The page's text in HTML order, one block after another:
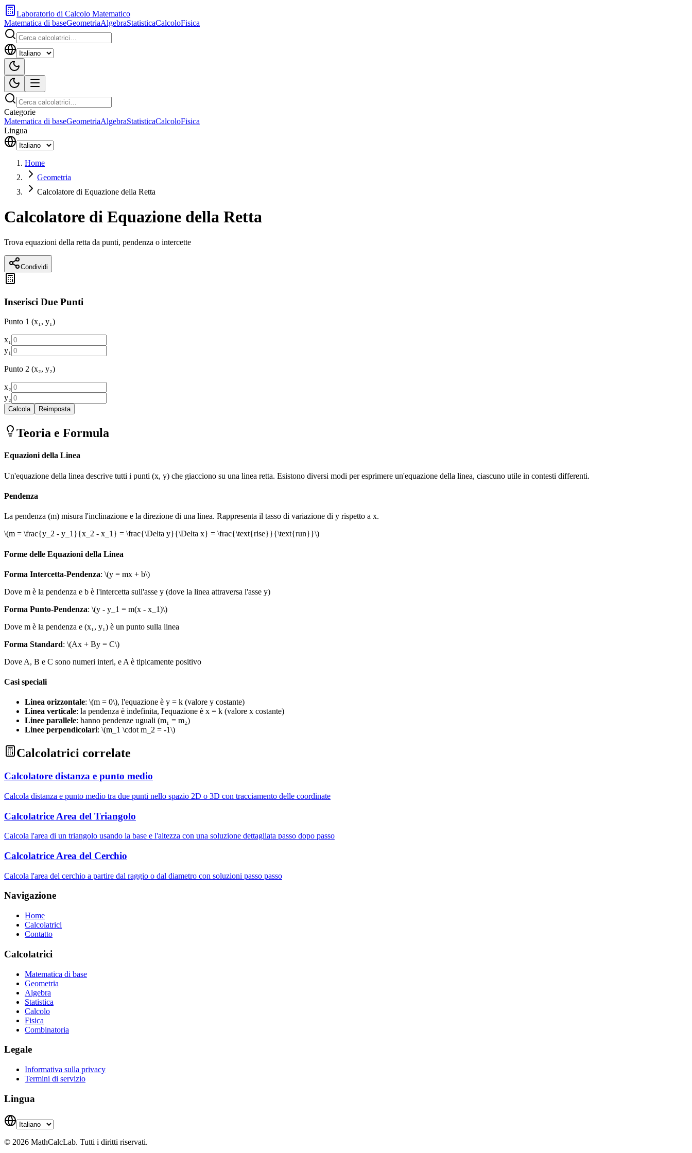
Laboratorio di Calcolo Matematico
Matematica di baseGeometriaAlgebraStatisticaCalcoloFisica
Categorie
Matematica di baseGeometriaAlgebraStatisticaCalcoloFisica
Lingua
Home
Geometria
Calcolatore di Equazione della Retta
Calcolatore di Equazione della Retta
Trova equazioni della retta da punti, pendenza o intercette
Condividi
Inserisci Due Punti
Punto 1 (x₁, y₁)
x₁
y₁
Punto 2 (x₂, y₂)
x₂
y₂
Calcola Reimposta
Teoria e Formula
Equazioni della Linea
Un'equazione della linea descrive tutti i punti (x, y) che giacciono su una linea retta. Esistono diversi modi per esprimere un'equazione della linea, ciascuno utile in contesti differenti.
Pendenza
La pendenza (m) misura l'inclinazione e la direzione di una linea. Rappresenta il tasso di variazione di y rispetto a x.
\(m = \frac{y_2 - y_1}{x_2 - x_1} = \frac{\Delta y}{\Delta x} = \frac{\text{rise}}{\text{run}}\)
Forme delle Equazioni della Linea
Forma Intercetta-Pendenza: \(y = mx + b\)
Dove m è la pendenza e b è l'intercetta sull'asse y (dove la linea attraversa l'asse y)
Forma Punto-Pendenza: \(y - y_1 = m(x - x_1)\)
Dove m è la pendenza e (x₁, y₁) è un punto sulla linea
Forma Standard: \(Ax + By = C\)
Dove A, B e C sono numeri interi, e A è tipicamente positivo
Casi speciali
Linea orizzontale: \(m = 0\), l'equazione è y = k (valore y costante)
Linea verticale: la pendenza è indefinita, l'equazione è x = k (valore x costante)
Linee parallele: hanno pendenze uguali (m₁ = m₂)
Linee perpendicolari: \(m_1 \cdot m_2 = -1\)
Calcolatrici correlate
Calcolatore distanza e punto medio
Calcola distanza e punto medio tra due punti nello spazio 2D o 3D con tracciamento delle coordinate
Calcolatrice Area del Triangolo
Calcola l'area di un triangolo usando la base e l'altezza con una soluzione dettagliata passo dopo passo
Calcolatrice Area del Cerchio
Calcola l'area del cerchio a partire dal raggio o dal diametro con soluzioni passo passo
Navigazione
Home
Calcolatrici
Contatto
Calcolatrici
Matematica di base
Geometria
Algebra
Statistica
Calcolo
Fisica
Combinatoria
Legale
Informativa sulla privacy
Termini di servizio
Lingua
© 2026 MathCalcLab. Tutti i diritti riservati.